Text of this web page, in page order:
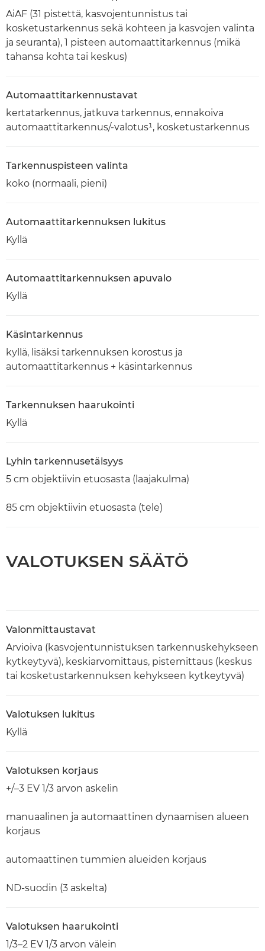
AiAF (31 pistettä, kasvojentunnistus tai
kosketustarkennus sekä kohteen ja kasvojen valinta
ja seuranta), 1 pisteen automaattitarkennus (mikä
tahansa kohta tai keskus)
Automaattitarkennustavat
kertatarkennus, jatkuva tarkennus, ennakoiva
automaattitarkennus/-valotus¹, kosketustarkennus
Tarkennuspisteen valinta
koko (normaali, pieni)
Automaattitarkennuksen lukitus
Kyllä
Automaattitarkennuksen apuvalo
Kyllä
Käsintarkennus
kyllä, lisäksi tarkennuksen korostus ja
automaattitarkennus + käsintarkennus
Tarkennuksen haarukointi
Kyllä
Lyhin tarkennusetäisyys
5 cm objektiivin etuosasta (laajakulma)
85 cm objektiivin etuosasta (tele)
VALOTUKSEN SÄÄTÖ
Valonmittaustavat
Arvioiva (kasvojentunnistuksen tarkennuskehykseen
kytkeytyvä), keskiarvomittaus, pistemittaus (keskus
tai kosketustarkennuksen kehykseen kytkeytyvä)
Valotuksen lukitus
Kyllä
Valotuksen korjaus
+/–3 EV 1/3 arvon askelin
manuaalinen ja automaattinen dynaamisen alueen
korjaus
automaattinen tummien alueiden korjaus
ND-suodin (3 askelta)
Valotuksen haarukointi
1/3–2 EV 1/3 arvon välein